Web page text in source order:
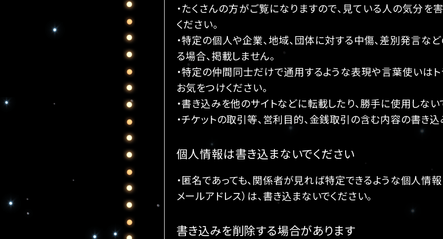
・たくさんの方がご覧になりますので、見ている人の気分
ください。
・特定の個人や企業、地域、団体に対する中傷、差別発言
る場合、掲載しません。
・特定の仲間同士だけで通用するような表現や言葉使いは
お気をつけください。
・書き込みを他のサイトなどに転載したり、勝手に使用しない
・チケットの取引等、営利目的、金銭取引の含む内容の書き
個人情報は書き込まないでください
・匿名であっても、関係者が見れば特定できるような個人情報
メールアドレス）は、書き込まないでください。
書き込みを削除する場合があります